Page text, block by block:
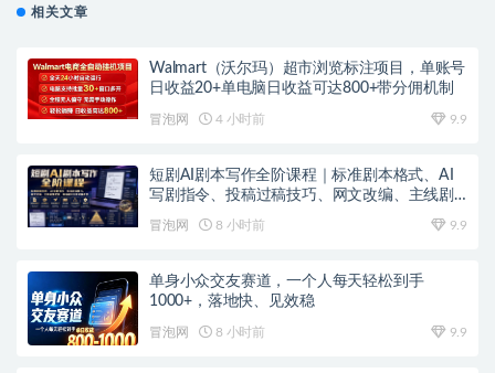
相关文章
Walmart（沃尔玛）超市浏览标注项目，单账号
日收益20+单电脑日收益可达800+带分佣机制
冒泡网 4 小时前 9.9
短剧AI剧本写作全阶课程｜标准剧本格式、AI
写剧指令、投稿过稿技巧、网文改编、主线剧
冒泡网 8 小时前 9.9
单身小众交友赛道，一个人每天轻松到手
1000+，落地快、见效稳
冒泡网 8 小时前 9.9